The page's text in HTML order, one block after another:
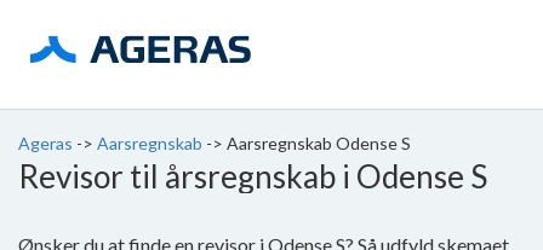
Ageras -> Aarsregnskab -> Aarsregnskab Odense S
Revisor til årsregnskab i Odense S
Ønsker du at finde en revisor i Odense S? Så udfyld skemaet,